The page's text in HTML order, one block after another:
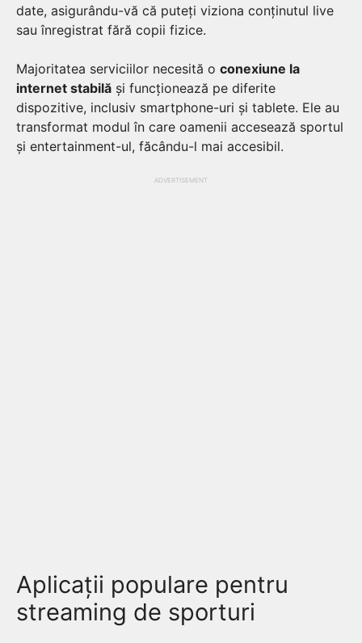
date, asigurându-vă că puteți viziona conținutul live
sau înregistrat fără copii fizice.
Majoritatea serviciilor necesită o conexiune la
internet stabilă și funcționează pe diferite
dispozitive, inclusiv smartphone-uri și tablete. Ele au
transformat modul în care oamenii accesează sportul
și entertainment-ul, făcându-l mai accesibil.
ADVERTISEMENT
Aplicații populare pentru
streaming de sporturi